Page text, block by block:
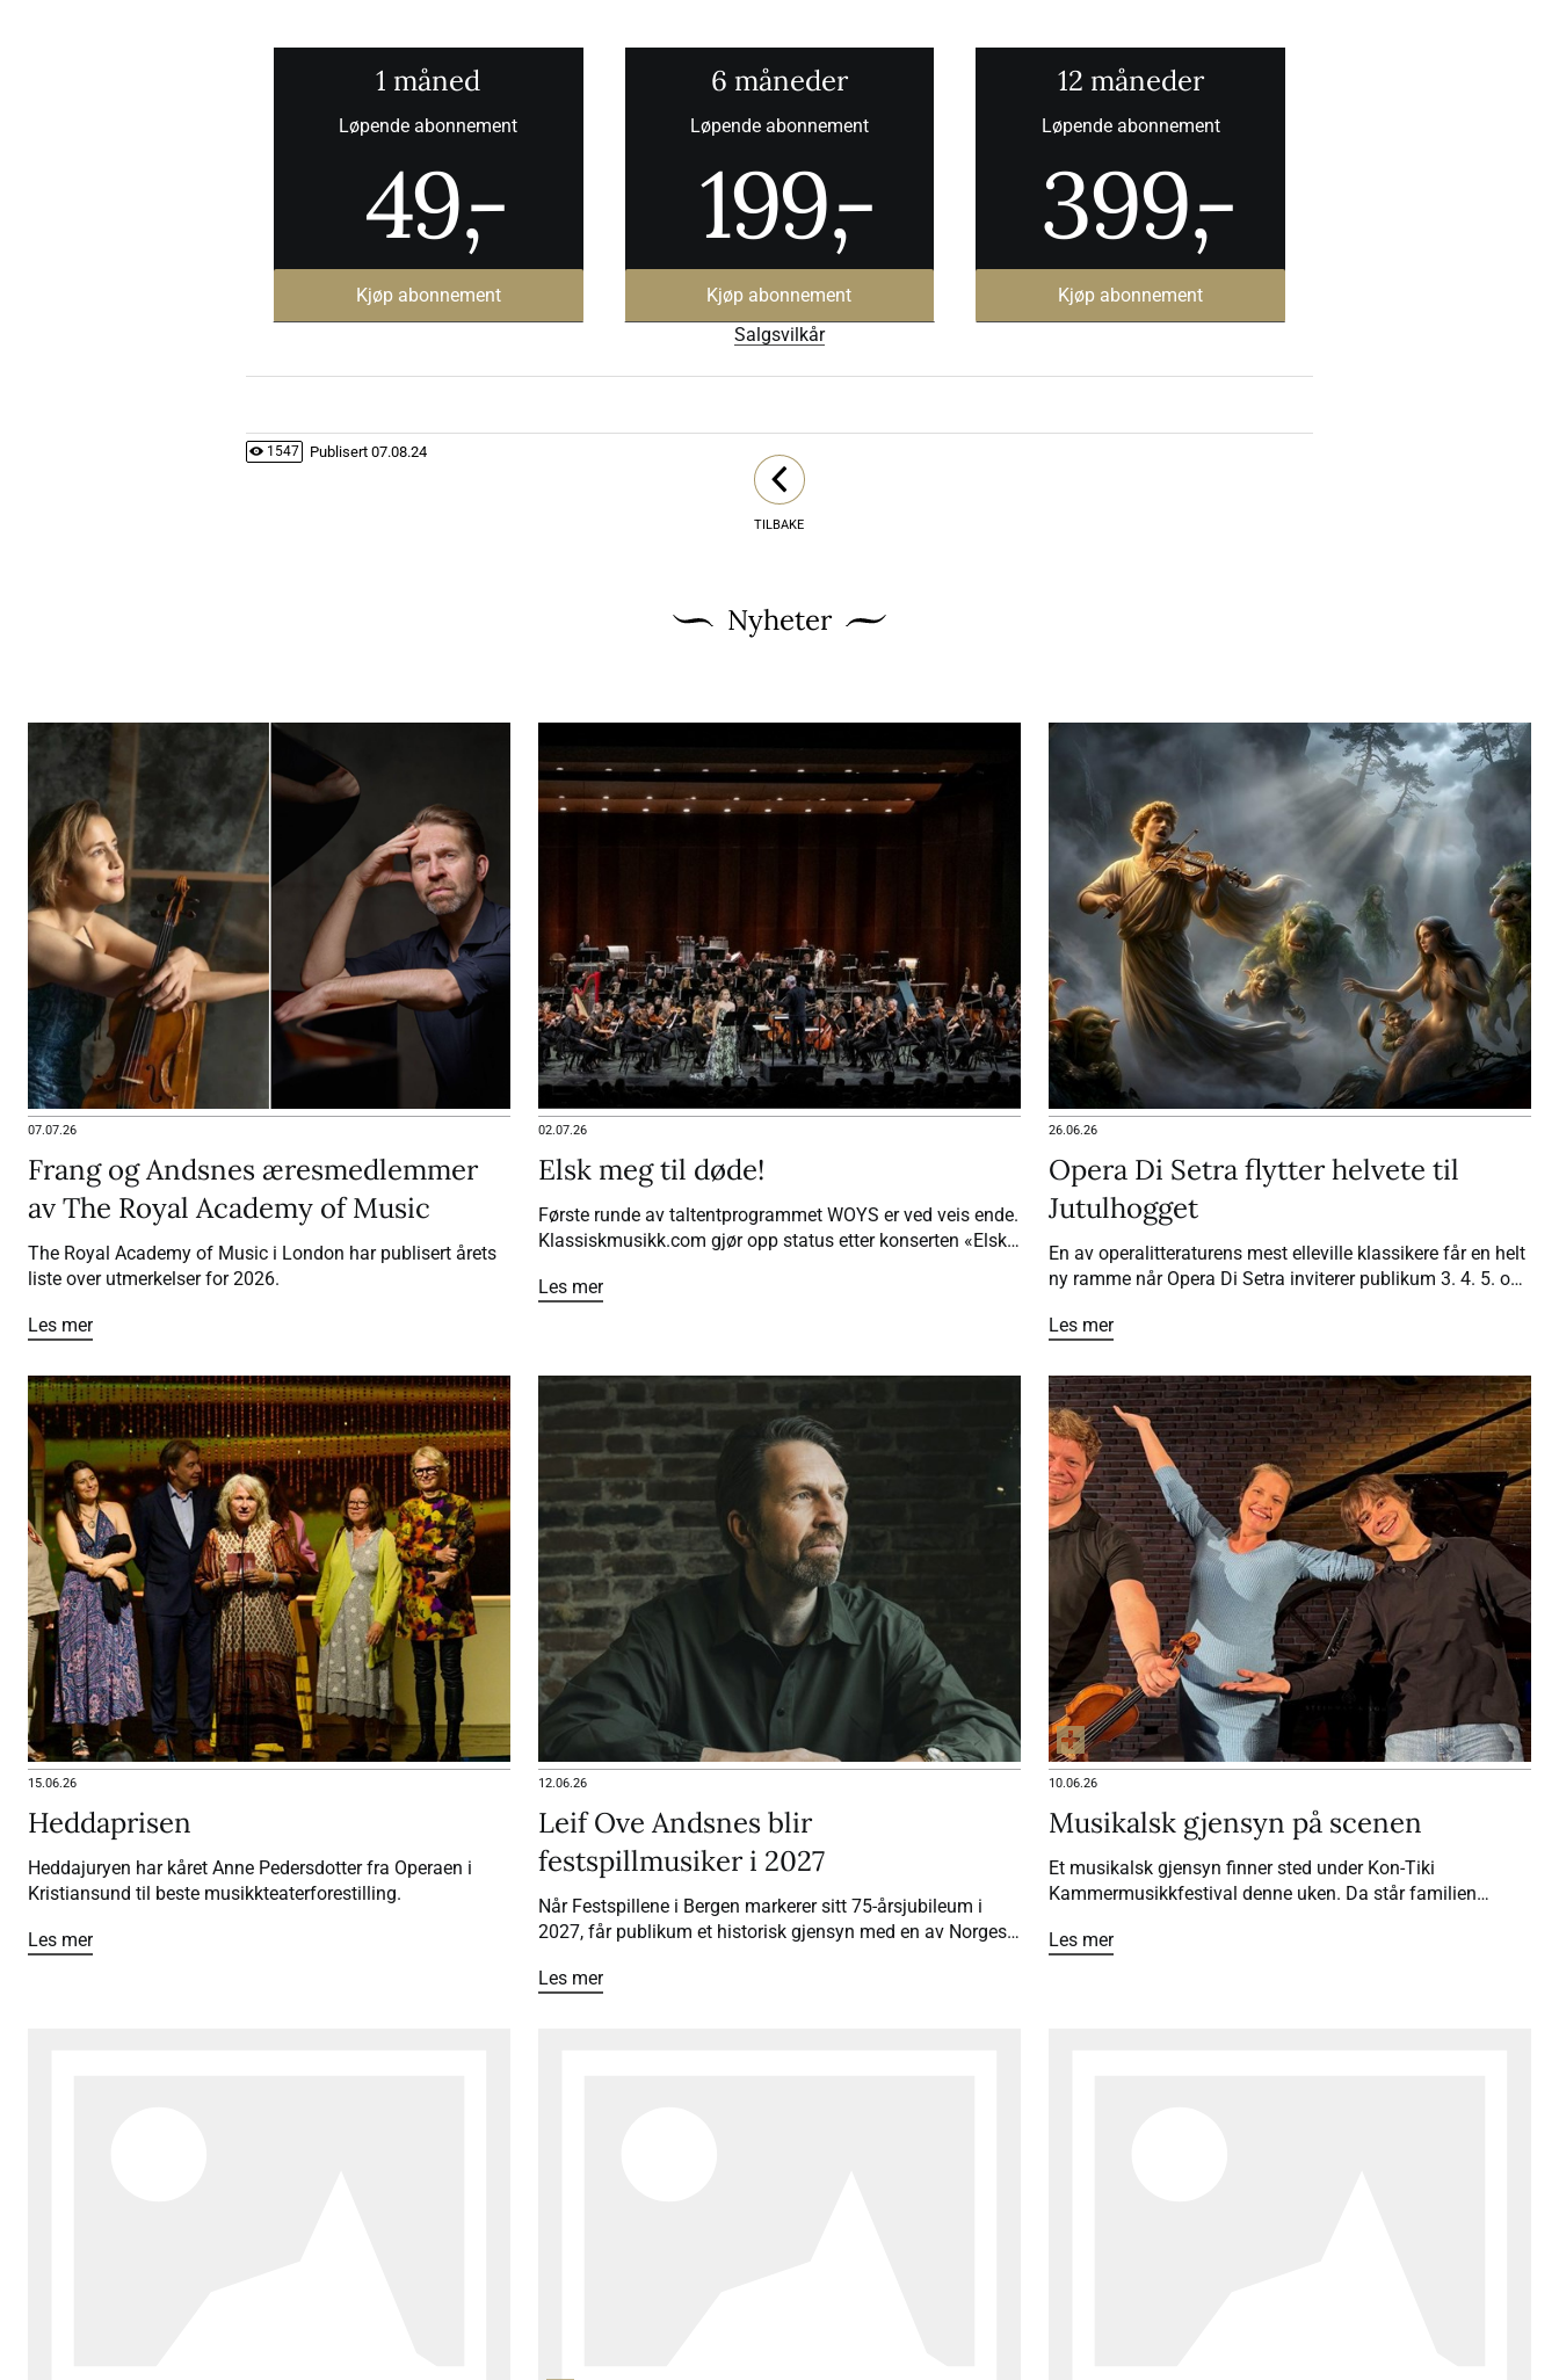
1 måned
Løpende abonnement
49,-
Kjøp abonnement
6 måneder
Løpende abonnement
199,-
Kjøp abonnement
12 måneder
Løpende abonnement
399,-
Kjøp abonnement
Salgsvilkår
1547 Publisert 07.08.24
TILBAKE
Nyheter
07.07.26
Frang og Andsnes æresmedlemmer
av The Royal Academy of Music
The Royal Academy of Music i London har publisert årets
liste over utmerkelser for 2026.
Les mer
02.07.26
Elsk meg til døde!
Første runde av taltentprogrammet WOYS er ved veis ende.
Klassiskmusikk.com gjør opp status etter konserten «Elsk
Les mer
26.06.26
Opera Di Setra flytter helvete til
Jutulhogget
En av operalitteraturens mest elleville klassikere får en helt
ny ramme når Opera Di Setra inviterer publikum 3. 4. 5. og
Jutulhogget som underverden, lokale sagn og spektakulær
vanlige.
Les mer
15.06.26
Heddaprisen
Heddajuryen har kåret Anne Pedersdotter fra Operaen i
Kristiansund til beste musikkteaterforestilling.
Les mer
12.06.26
Leif Ove Andsnes blir
festspillmusiker i 2027
Når Festspillene i Bergen markerer sitt 75-årsjubileum i
2027, får publikum et historisk gjensyn med en av Norges
festspillmusiker for andre gang – som den første i
Les mer
10.06.26
Musikalsk gjensyn på scenen
Et musikalsk gjensyn finner sted under Kon-Tiki
Kammermusikkfestival denne uken. Da står familien
år etter at et spesielt vennskap startet.
Les mer